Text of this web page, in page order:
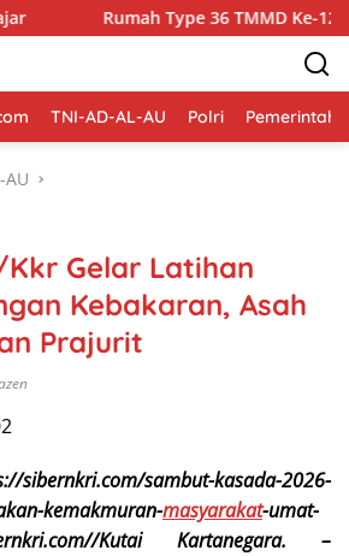
TMMD Ke-129 Kodim 1807/Sorong
TNI-AD-AL-AU Polri Pemerintah
AU
Gelar Latihan
Kebakaran, Asah
Prajurit
sambut-kasada-2026-
kemakmuran-masyarakat-umat-
Kutai Kartanegara. –